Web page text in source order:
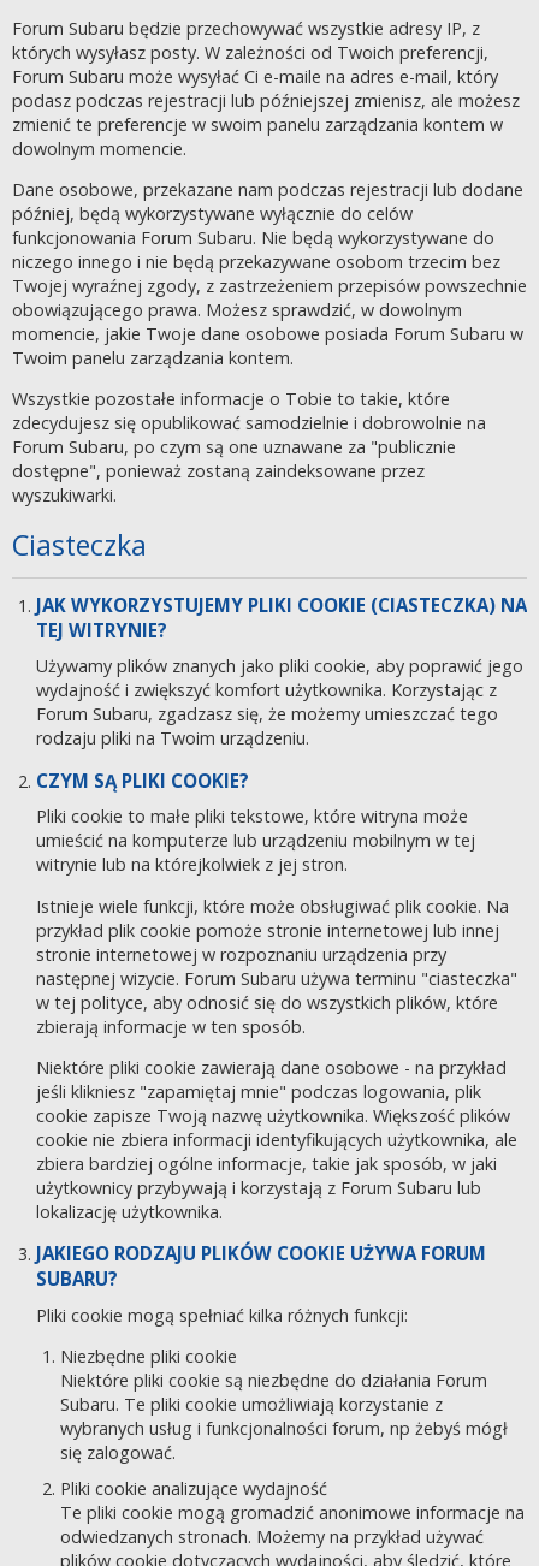
Forum Subaru będzie przechowywać wszystkie adresy IP, z
których wysyłasz posty. W zależności od Twoich preferencji,
Forum Subaru może wysyłać Ci e-maile na adres e-mail, który
podasz podczas rejestracji lub późniejszej zmienisz, ale możesz
zmienić te preferencje w swoim panelu zarządzania kontem w
dowolnym momencie.
Dane osobowe, przekazane nam podczas rejestracji lub dodane
później, będą wykorzystywane wyłącznie do celów
funkcjonowania Forum Subaru. Nie będą wykorzystywane do
niczego innego i nie będą przekazywane osobom trzecim bez
Twojej wyraźnej zgody, z zastrzeżeniem przepisów powszechnie
obowiązującego prawa. Możesz sprawdzić, w dowolnym
momencie, jakie Twoje dane osobowe posiada Forum Subaru w
Twoim panelu zarządzania kontem.
Wszystkie pozostałe informacje o Tobie to takie, które
zdecydujesz się opublikować samodzielnie i dobrowolnie na
Forum Subaru, po czym są one uznawane za "publicznie
dostępne", ponieważ zostaną zaindeksowane przez
wyszukiwarki.
Ciasteczka
JAK WYKORZYSTUJEMY PLIKI COOKIE (CIASTECZKA) NA
TEJ WITRYNIE?
Używamy plików znanych jako pliki cookie, aby poprawić jego
wydajność i zwiększyć komfort użytkownika. Korzystając z
Forum Subaru, zgadzasz się, że możemy umieszczać tego
rodzaju pliki na Twoim urządzeniu.
CZYM SĄ PLIKI COOKIE?
Pliki cookie to małe pliki tekstowe, które witryna może
umieścić na komputerze lub urządzeniu mobilnym w tej
witrynie lub na którejkolwiek z jej stron.
Istnieje wiele funkcji, które może obsługiwać plik cookie. Na
przykład plik cookie pomoże stronie internetowej lub innej
stronie internetowej w rozpoznaniu urządzenia przy
następnej wizycie. Forum Subaru używa terminu "ciasteczka"
w tej polityce, aby odnosić się do wszystkich plików, które
zbierają informacje w ten sposób.
Niektóre pliki cookie zawierają dane osobowe - na przykład
jeśli klikniesz "zapamiętaj mnie" podczas logowania, plik
cookie zapisze Twoją nazwę użytkownika. Większość plików
cookie nie zbiera informacji identyfikujących użytkownika, ale
zbiera bardziej ogólne informacje, takie jak sposób, w jaki
użytkownicy przybywają i korzystają z Forum Subaru lub
lokalizację użytkownika.
JAKIEGO RODZAJU PLIKÓW COOKIE UŻYWA FORUM
SUBARU?
Pliki cookie mogą spełniać kilka różnych funkcji:
Niezbędne pliki cookie
Niektóre pliki cookie są niezbędne do działania Forum
Subaru. Te pliki cookie umożliwiają korzystanie z
wybranych usług i funkcjonalności forum, np żebyś mógł
się zalogować.
Pliki cookie analizujące wydajność
Te pliki cookie mogą gromadzić anonimowe informacje na
odwiedzanych stronach. Możemy na przykład używać
plików cookie dotyczących wydajności, aby śledzić, które